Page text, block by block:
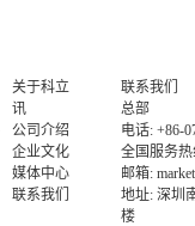
关于科立
讯
公司介绍
企业文化
媒体中心
联系我们
联系我们
总部
电话: +86-
全国服务热
邮箱:
地址: 深圳
楼